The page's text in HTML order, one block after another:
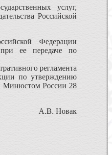
услуг,
Российской
Федерации
при ее передаче по
регламента
по утверждению
Минюстом России 28
А.В. Новак